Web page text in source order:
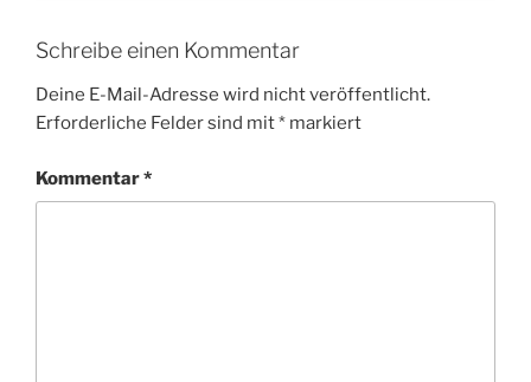
Schreibe einen Kommentar
Deine E-Mail-Adresse wird nicht veröffentlicht.
Erforderliche Felder sind mit* markiert
Kommentar*